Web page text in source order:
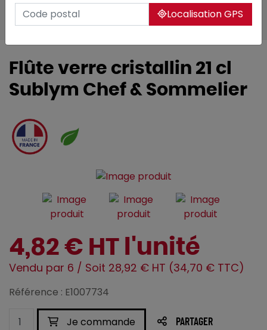
Tous les produits
Arts de la table
Verrerie
Flûte verre cristallin 21 cl
Sublym Chef & Sommelier
4,82 € HT l'unité
Vendu par 6 / Soit 28,92 € HT (34,70 € TTC)
Référence : E1007734
Je commande PARTAGER
Localisation GPS